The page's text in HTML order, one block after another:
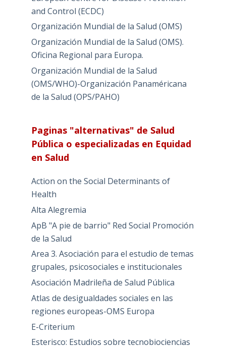
and Control (ECDC)
Organización Mundial de la Salud (OMS)
Organización Mundial de la Salud (OMS).
Oficina Regional para Europa.
Organización Mundial de la Salud
(OMS/WHO)-Organización Panaméricana
de la Salud (OPS/PAHO)
Paginas "alternativas" de Salud
Pública o especializadas en Equidad
en Salud
Action on the Social Determinants of
Health
Alta Alegremia
ApB "A pie de barrio" Red Social Promoción
de la Salud
Area 3. Asociación para el estudio de temas
grupales, psicosociales e institucionales
Asociación Madrileña de Salud Pública
Atlas de desigualdades sociales en las
regiones europeas-OMS Europa
E-Criterium
Esterisco: Estudios sobre tecnobiociencias